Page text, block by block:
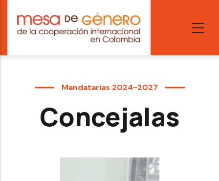
main
content
Mandatarias 2024-2027
Concejalas